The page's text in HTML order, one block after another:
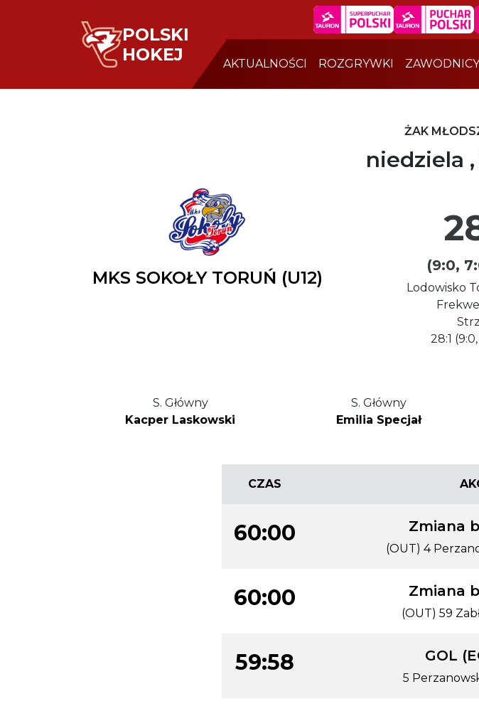
POLSKI
HOKEJ
AKTUALNOŚCI ROZGRYWKI ZAWODNICY
ŻAK
niedziela ,
MKS SOKOŁY TORUŃ (U12)
(9:0,
Lodowisko
28:1 (9:0,
S. Główny
Kacper Laskowski
S. Główny
Emilia Specjał
CZAS
60:00 Zmiana
(OUT) 4
60:00 Zmiana
(OUT) 59
59:58 GOL
5